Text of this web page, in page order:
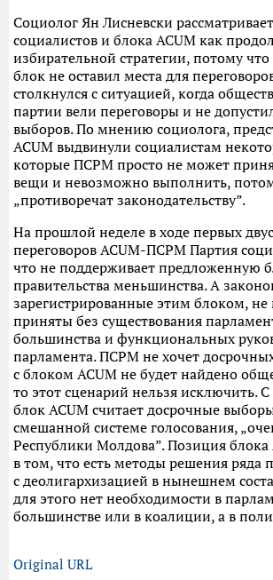
Социолог Ян Лисневски
социалистов и блока ACUM как
избирательной стратегии, потому
блок не оставил места для
столкнулся с ситуацией, когда
партии вели переговоры и не
выборов. По мнению социолога,
ACUM выдвинули социалистам
которые ПСРМ просто не может
вещи и невозможно выполнить,
„противоречат законодательству”.
На прошлой неделе в ходе первых
переговоров ACUM-ПСРМ Партия
что не поддерживает предложенную
правительства меньшинства. А
зарегистрированные этим блоком, не
приняты без существования
большинства и функциональных
парламента. ПСРМ не хочет
с блоком ACUM не будет найдено
то этот сценарий нельзя исключить.
блок ACUM считает досрочные
смешанной системе голосования,
Республики Молдова”. Позиция блока
в том, что есть методы решения ряда
с деолигархизацией в нынешнем
для этого нет необходимости в
большинстве или в коалиции, а в
Original URL